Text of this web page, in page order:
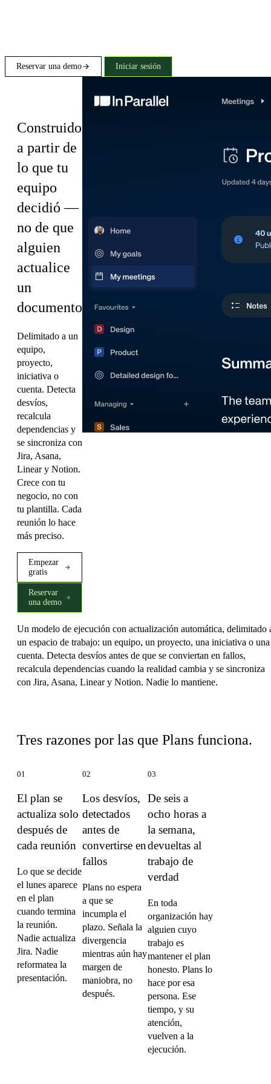
Reservar una demo Iniciar sesión
Construido
a partir de
lo que tu
equipo
decidió —
no de que
alguien
actualice
un
documento.
Delimitado a un
equipo,
proyecto,
iniciativa o
cuenta. Detecta
desvíos,
recalcula
dependencias y
se sincroniza con
Jira, Asana,
Linear y Notion.
Crece con tu
negocio, no con
tu plantilla. Cada
reunión lo hace
más preciso.
Empezar
gratis
Reservar
una demo
Un modelo de ejecución con actualización automática, delimitado
un espacio de trabajo: un equipo, un proyecto, una iniciativa o una
cuenta. Detecta desvíos antes de que se conviertan en fallos,
recalcula dependencias cuando la realidad cambia y se sincroniza
con Jira, Asana, Linear y Notion. Nadie lo mantiene.
Tres razones por las que Plans funciona.
01
El plan se
actualiza solo
después de
cada reunión
Lo que se decide
el lunes aparece
en el plan
cuando termina
la reunión.
Nadie actualiza
Jira. Nadie
reformatea la
presentación.
02
Los desvíos,
detectados
antes de
convertirse en
fallos
Plans no espera
a que se
incumpla el
plazo. Señala la
divergencia
mientras aún hay
margen de
maniobra, no
después.
03
De seis a
ocho horas a
la semana,
devueltas al
trabajo de
verdad
En toda
organización hay
alguien cuyo
trabajo es
mantener el plan
honesto. Plans lo
hace por esa
persona. Ese
tiempo, y su
atención,
vuelven a la
ejecución.